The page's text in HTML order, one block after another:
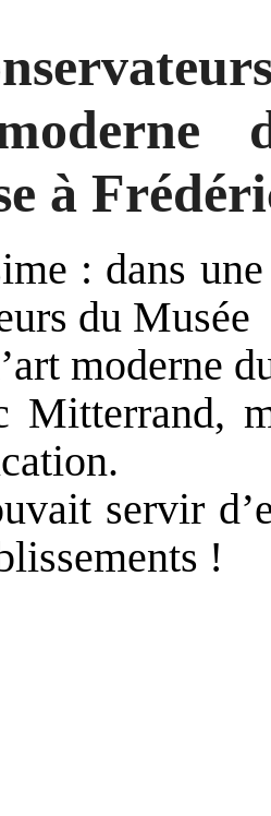
à
: dans
du Musée
moderne
Mitterrand,
servir
!